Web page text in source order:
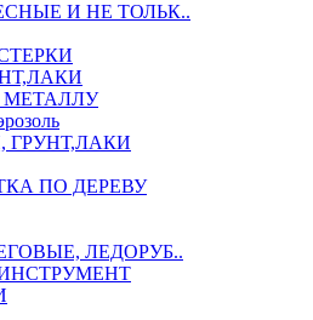
И НЕ ТОЛЬК..
МЕТАЛЛУ
ГРУНТ,ЛАКИ
ПО ДЕРЕВУ
ЛЕДОРУБ..